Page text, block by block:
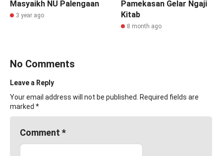
Masyaikh NU Palengaan
3 year ago
Pamekasan Gelar Ngaji
Kitab
8 month ago
No Comments
Leave a Reply
Your email address will not be published. Required fields are
marked *
Comment *